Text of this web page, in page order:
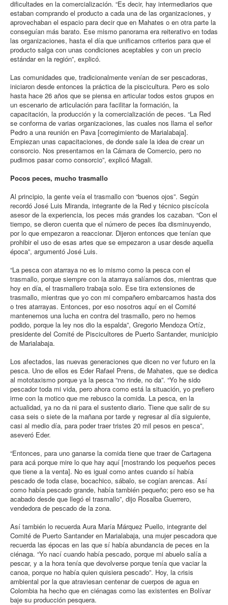
dificultades en la comercialización. “Es decir, hay intermediarios que
estaban comprando el producto a cada una de las organizaciones, y
aprovechaban el espacio para decir que en Mahates o en otra parte la
conseguían más barato. Ese mismo panorama era reiterativo en todas
las organizaciones, hasta el día que unificamos criterios para que el
producto salga con unas condiciones aceptables y con un precio
estándar en la región”, explicó.
Las comunidades que, tradicionalmente venían de ser pescadoras,
iniciaron desde entonces la práctica de la piscicultura. Pero es solo
hasta hace 26 años que se piensa en articular todos estos grupos en
un escenario de articulación para facilitar la formación, la
capacitación, la producción y la comercialización de peces. “La Red
se conforma de varias organizaciones, las cuales nos llama el señor
Pedro a una reunión en Pava [corregimiento de Marialabaja].
Empiezan unas capacitaciones, de donde sale la idea de crear un
consorcio. Nos presentamos en la Cámara de Comercio, pero no
pudimos pasar como consorcio”, explicó Magali.
Pocos peces, mucho trasmallo
Al principio, la gente veía el trasmallo con “buenos ojos”. Según
recordó José Luis Miranda, integrante de la Red y técnico piscícola
asesor de la experiencia, los peces más grandes los cazaban. “Con el
tiempo, se dieron cuenta que el número de peces iba disminuyendo,
por lo que empezaron a reaccionar. Dijeron entonces que tenían que
prohibir el uso de esas artes que se empezaron a usar desde aquella
época”, argumentó José Luis.
“La pesca con atarraya no es lo mismo como la pesca con el
trasmallo, porque siempre con la atarraya salíamos dos, mientras que
hoy en día, el trasmallero trabaja solo. Ese tira extensiones de
trasmallo, mientras que yo con mi compañero embarcamos hasta dos
o tres atarrayas. Entonces, por eso nosotros aquí en el Comité
mantenemos una lucha en contra del trasmallo, pero no hemos
podido, porque la ley nos dio la espalda”, Gregorio Mendoza Ortíz,
presidente del Comité de Piscicultores de Puerto Santander, municipio
de Marialabaja.
Los afectados, las nuevas generaciones que dicen no ver futuro en la
pesca. Uno de ellos es Eder Rafael Prens, de Mahates, que se dedica
al mototaxismo porque ya la pesca “no rinde, no da”. “Yo he sido
pescador toda mi vida, pero ahora como está la situación, yo prefiero
irme con la motico que me rebusco la comida. La pesca, en la
actualidad, ya no da ni para el sustento diario. Tiene que salir de su
casa seis o siete de la mañana por tarde y regresar al día siguiente,
casi al medio día, para poder traer tristes 20 mil pesos en pesca”,
aseveró Eder.
“Entonces, para uno ganarse la comida tiene que traer de Cartagena
para acá porque mire lo que hay aquí [mostrando los pequeños peces
que tiene a la venta]. No es igual como antes cuando sí había
pescado de toda clase, bocachico, sábalo, se cogían arencas. Así
como había pescado grande, había también pequeño; pero eso se ha
acabado desde que llegó el trasmallo”, dijo Rosalba Guerrero,
vendedora de pescado de la zona.
Así también lo recuerda Aura María Márquez Puello, integrante del
Comité de Puerto Santander en Marialabaja, una mujer pescadora que
recuerda las épocas en las que sí había abundancia de peces en la
ciénaga. “Yo nací cuando había pescado, porque mi abuelo salía a
pescar, y a la hora tenía que devolverse porque tenía que vaciar la
canoa, porque no había quien quisiera pescado”. Hoy, la crisis
ambiental por la que atraviesan centenar de cuerpos de agua en
Colombia ha hecho que en ciénagas como las existentes en Bolívar
baje su producción pesquera.